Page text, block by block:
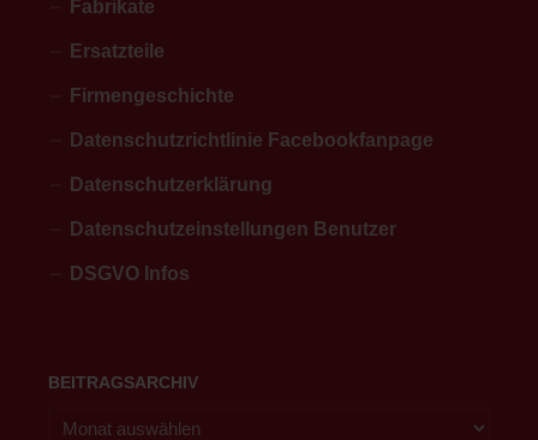
Fabrikate
Ersatzteile
Firmengeschichte
Datenschutzrichtlinie Facebookfanpage
Datenschutzerklärung
Datenschutzeinstellungen Benutzer
DSGVO Infos
BEITRAGSARCHIV